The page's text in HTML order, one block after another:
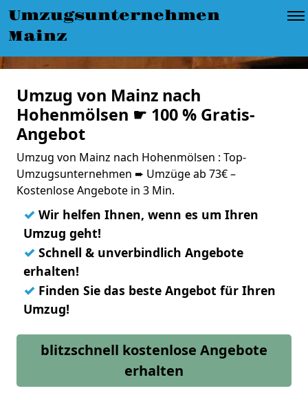
Umzugsunternehmen
Mainz
Umzug von Mainz nach
Hohenmölsen ☛ 100 % Gratis-
Angebot
Umzug von Mainz nach Hohenmölsen : Top-
Umzugsunternehmen ➨ Umzüge ab 73€ –
Kostenlose Angebote in 3 Min.
✓ Wir helfen Ihnen, wenn es um Ihren
Umzug geht!
✓ Schnell & unverbindlich Angebote
erhalten!
✓ Finden Sie das beste Angebot für Ihren
Umzug!
blitzschnell kostenlose Angebote
erhalten